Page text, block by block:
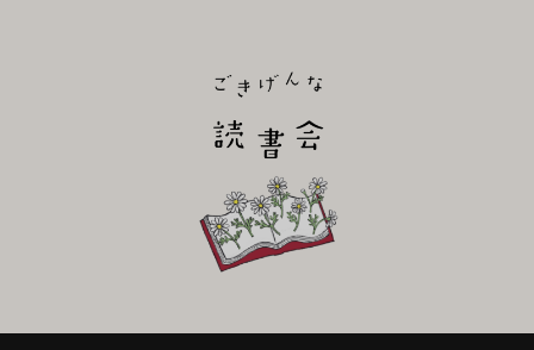
ごきげんな読
~児童書好き主催者によるオールジャンルOK！のんびり読書会~